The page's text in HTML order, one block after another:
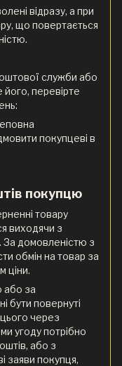
відразу, а при
що повертається
служби або
його, перевірте
покупцеві в
покупцю
товару
виходячи з
За домовленістю з
обмін на товар за
ціни.
або за
бути повернуті
через
угоду потрібно
або з
заяви покупця,